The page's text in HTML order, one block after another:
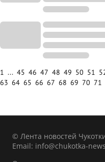
1 ... 45 46 47 48 49 50 51
63 64 65 66 67 68 69 70 71
© Лента новостей
Email: info@chukotka-